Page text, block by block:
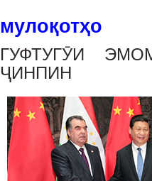
мулоқотҳо
ГУФТУГӮИ
ҶИНПИН